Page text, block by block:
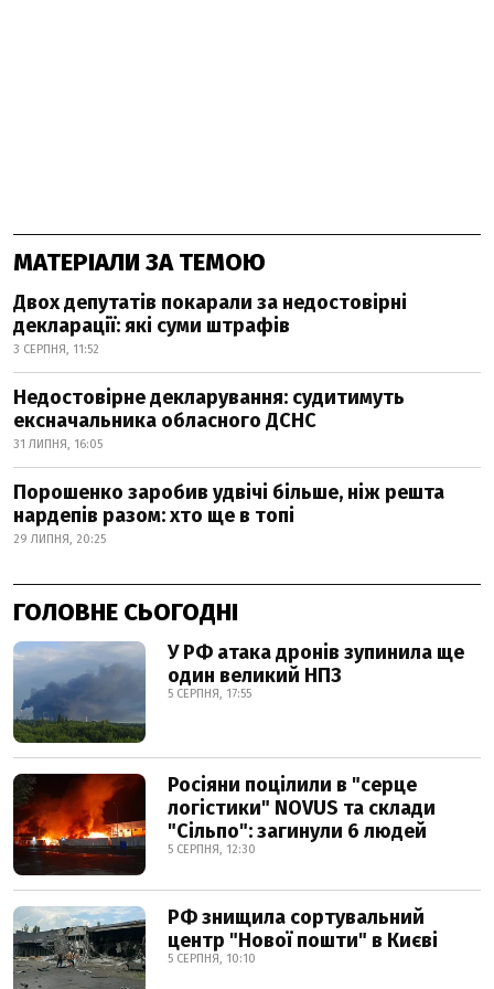
МАТЕРІАЛИ ЗА ТЕМОЮ
Двох депутатів покарали за недостовірні
декларації: які суми штрафів
3 СЕРПНЯ, 11:52
Недостовірне декларування: судитимуть
ексначальника обласного ДСНС
31 ЛИПНЯ, 16:05
Порошенко заробив удвічі більше, ніж решта
нардепів разом: хто ще в топі
29 ЛИПНЯ, 20:25
ГОЛОВНЕ СЬОГОДНІ
У РФ атака дронів зупинила ще
один великий НПЗ
5 СЕРПНЯ, 17:55
Росіяни поцілили в "серце
логістики" NOVUS та склади
"Сільпо": загинули 6 людей
5 СЕРПНЯ, 12:30
РФ знищила сортувальний
центр "Нової пошти" в Києві
5 СЕРПНЯ, 10:10